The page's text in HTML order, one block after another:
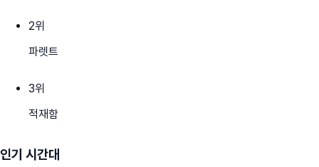
2위
파렛트
3위
적재함
인기 시간대